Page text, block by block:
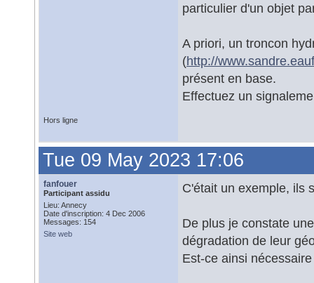
particulier d'un objet
A priori, un troncon
(http://
présent en base.
Effectuez un
Hors ligne
Tue 09 May 2023 17:06
fanfouer
Participant assidu
Lieu: Annecy
Date d'inscription: 4 Dec 2006
Messages: 154
Site web
C'était un exemple, ils
De plus je constate
dégradation de leur
Est-ce ainsi